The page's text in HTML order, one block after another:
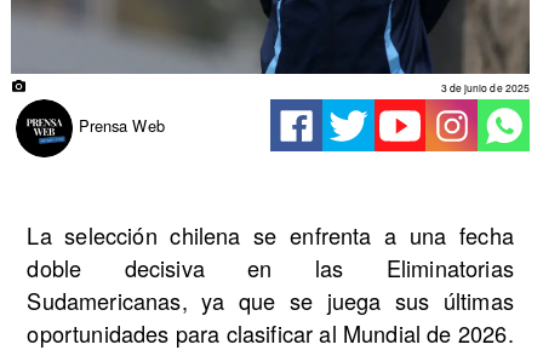
Prensa Web
3 de junio de 2025
La selección chilena se enfrenta a una fecha
doble decisiva en las Eliminatorias
Sudamericanas, ya que se juega sus últimas
oportunidades para clasificar al Mundial de 2026.